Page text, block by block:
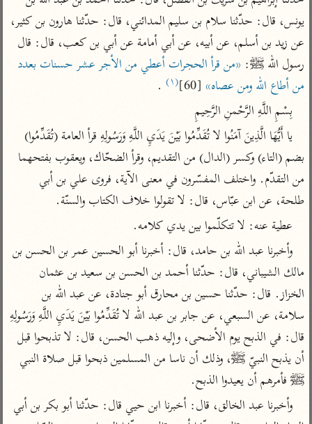
جمع الأقوال
تفسير ابن الجوزي
تفسير الماوردي
منتقاة
تفسير ابن القيم
تفسير ابن تيمية
عامّة
تفسير السمعاني
تفسير مكّي
محاسن التأويل
للقاسمي
تفسير الثعالبي
تفسير السمرقندي
تفسير الثعلبي
تفسير الرازي
أخرى
أضواء البيان
نظم الدرر للبقاعي
لغة وبلاغة
التحرير والتنوير
المحرر الوجيز لابن
عطية
البحر المحيط لأبي
حيان
البسيط للواحدي
تفسير أبي السعود
الكشاف للزمخشري
تفسير ابن عثيمين
مركَّزة العبارة
تفسير البيضاوي
تفسير النسفي
الوجيز للواحدي
تفسير ابن أبي زمنين
آثار
موسوعة التفسير
المأثور
الدر المنثور
تفسير ابن أبي حاتم
تفسير مقاتل
تفسير قتادة
رسول الله ﷺ‎:
من أطاع الله ومن عصاه» [60] (١)
.
بِسْمِ اللَّهِ الرَّحْمنِ الرَّحِيمِ
طلحة، عن ابن عبّاس، قال: لا تقولوا خلاف الكتاب والسنّة.
عطية عنه: لا تتكلّموا بين يدي كلامه.
ﷺ‎ فأمرهم أن يعيدوا الذبح.